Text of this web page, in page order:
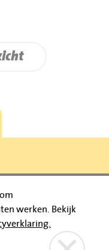
Petenbos
werken.
Bekijk